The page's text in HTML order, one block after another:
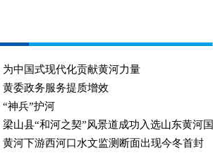
为中国式现代化贡献黄河力量
黄委政务服务提质增效
“神兵”护河
梁山县“和河之契”风景道成功入选山东黄河
黄河下游西河口水文监测断面出现今冬首封